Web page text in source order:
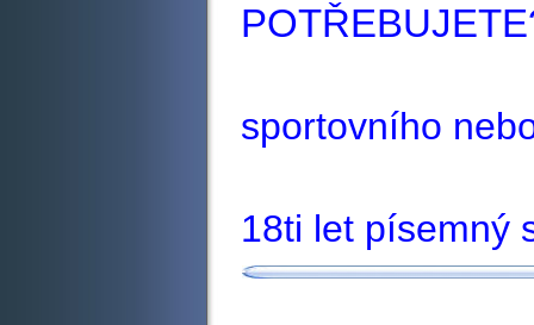
sportovního
18ti let písemný